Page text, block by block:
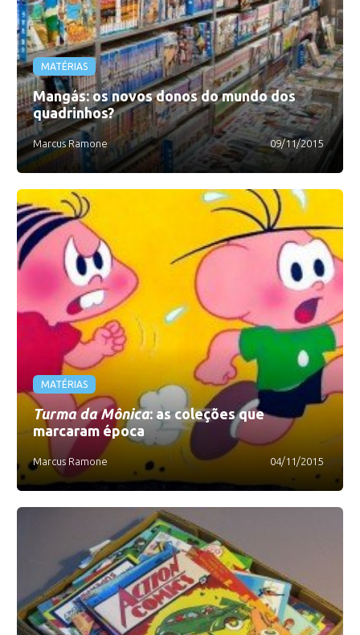
MATÉRIAS
Mangás: os novos donos do mundo dos
quadrinhos?
Marcus Ramone 09/11/2015
MATÉRIAS
Turma da Mônica: as coleções que
marcaram época
Marcus Ramone 04/11/2015